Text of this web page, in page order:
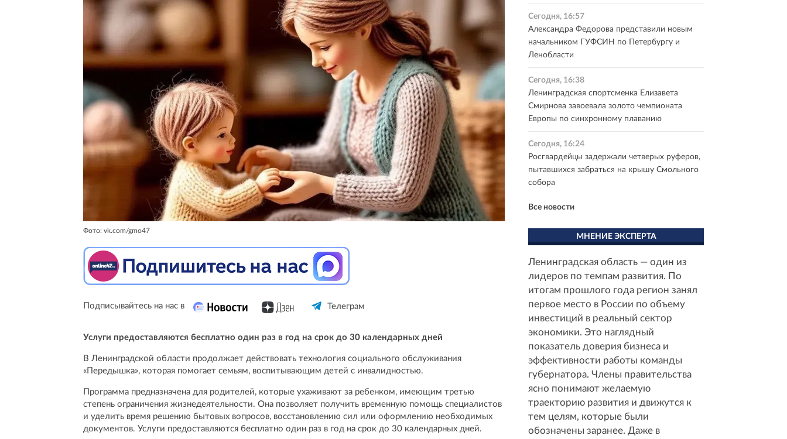
Фото: vk.com/gmo47
Подписывайтесь на нас в Телеграм
Услуги предоставляются бесплатно один раз в год на срок до 30 календарных дней
В Ленинградской области продолжает действовать технология социального обслуживания
«Передышка», которая помогает семьям, воспитывающим детей с инвалидностью.
Программа предназначена для родителей, которые ухаживают за ребенком, имеющим третью
степень ограничения жизнедеятельности. Она позволяет получить временную помощь специалистов
и уделить время решению бытовых вопросов, восстановлению сил или оформлению необходимых
документов. Услуги предоставляются бесплатно один раз в год на срок до 30 календарных дней.
Сегодня, 16:57
Александра Федорова представили новым
начальником ГУФСИН по Петербургу и
Ленобласти
Сегодня, 16:38
Ленинградская спортсменка Елизавета
Смирнова завоевала золото чемпионата
Европы по синхронному плаванию
Сегодня, 16:24
Росгвардейцы задержали четверых руферов,
пытавшихся забраться на крышу Смольного
собора
Все новости
МНЕНИЕ ЭКСПЕРТА
Ленинградская область — один из
лидеров по темпам развития. По
итогам прошлого года регион занял
первое место в России по объему
инвестиций в реальный сектор
экономики. Это наглядный
показатель доверия бизнеса и
эффективности работы команды
губернатора. Члены правительства
ясно понимают желаемую
траекторию развития и движутся к
тем целям, которые были
обозначены заранее. Даже в